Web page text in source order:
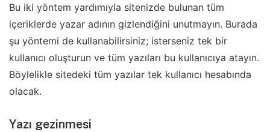
Bu iki yöntem yardımıyla sitenizde bulunan tüm
içeriklerde yazar adının gizlendiğini unutmayın. Burada
şu yöntemi de kullanabilirsiniz; isterseniz tek bir
kullanıcı oluşturun ve tüm yazıları bu kullanıcıya atayın.
Böylelikle sitedeki tüm yazılar tek kullanıcı hesabında
olacak.
Yazı gezinmesi